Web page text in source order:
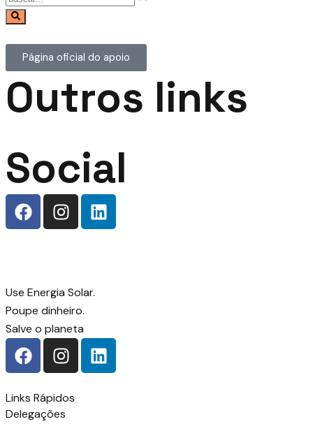
Página oficial do apoio
Outros links
Social
Use Energia Solar.
Poupe dinheiro.
Salve o planeta
Links Rápidos
Delegações